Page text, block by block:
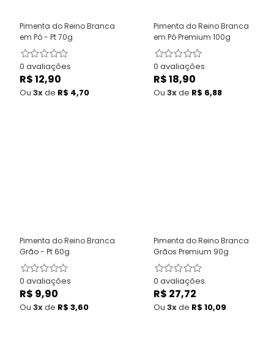
Pimenta do Reino Branca
em Pó - Pt 70g
0 avaliações
Preço
normal
R$ 12,90
Ou 3xde R$ 4,70
Pimenta do Reino Branca
em Pó Premium 100g
0 avaliações
Preço
normal
R$ 18,90
Ou 3xde R$ 6,88
Pimenta do Reino Branca
Grão - Pt 60g
0 avaliações
Preço
normal
R$ 9,90
Ou 3xde R$ 3,60
Pimenta do Reino Branca
Grãos Premium 90g
0 avaliações
Preço
normal
R$ 27,72
Ou 3xde R$ 10,09